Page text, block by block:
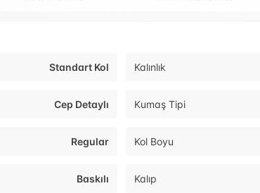
Standart Kol Kalınlık
Cep Detaylı Kumaş Tipi
Regular Kol Boyu
Baskılı Kalıp